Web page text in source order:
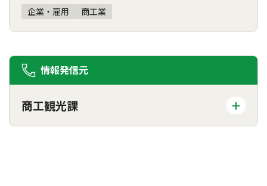
企業・雇用 商工業
情報発信元
商工観光課